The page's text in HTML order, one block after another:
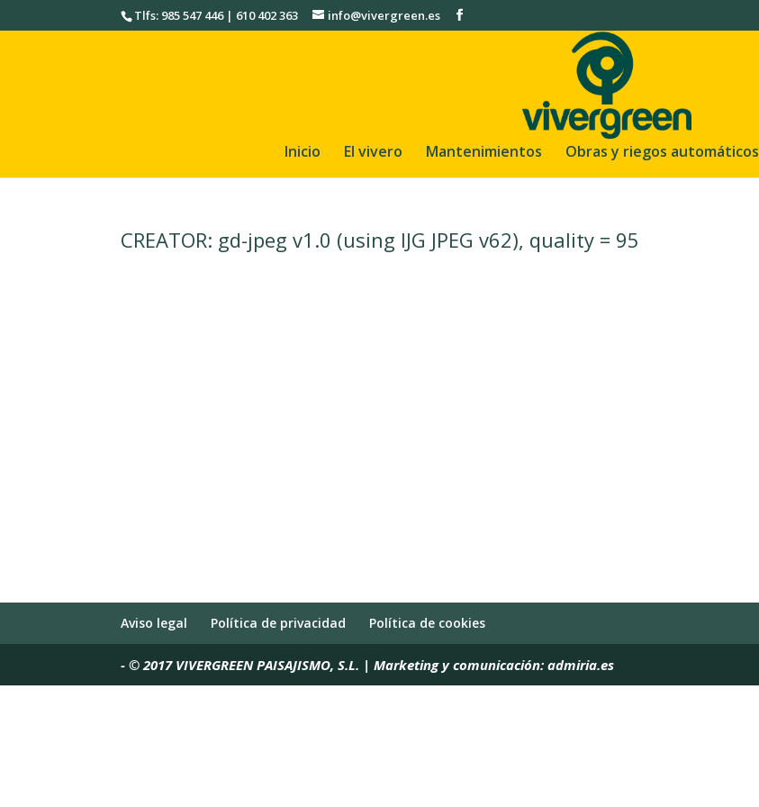
Tlfs: 985 547 446 | 610 402 363 info@vivergreen.es
Inicio El vivero Mantenimientos Obras y riegos automáticos
CREATOR: gd-jpeg v1.0 (using IJG JPEG v62), quality = 95
Aviso legal Política de privacidad Política de cookies
-© 2017 VIVERGREEN PAISAJISMO, S.L. | Marketing y comunicación:admiria.es